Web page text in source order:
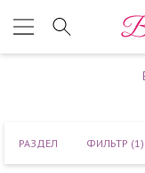
РАЗДЕЛ ФИЛЬТР (1)